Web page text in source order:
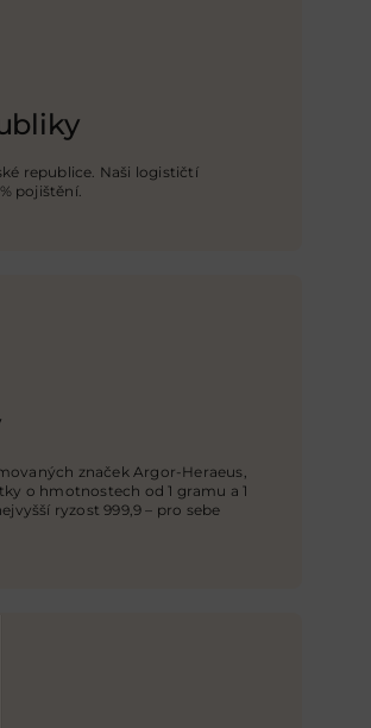
republice. Naši logističtí
pojištění.
značek Argor-Heraeus,
o hmotnostech od 1 gramu a 1
ryzost 999,9 – pro sebe